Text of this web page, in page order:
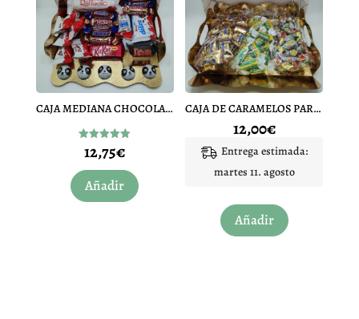
CAJA MEDIANA CHOCOLATES
Valorado
con
12,75€
Añadir
CAJA DE CARAMELOS PARA REGALAR PEQUEÑA
12,00€
Entrega estimada:
martes 11. agosto
Añadir